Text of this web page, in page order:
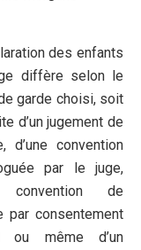
des enfants
diffère selon le
garde choisi, soit
d’un jugement de
d’une convention
par le juge,
convention de
par consentement
ou même d’un